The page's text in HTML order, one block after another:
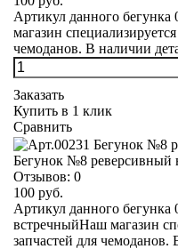
Артикул данного
магазин
чемоданов. В наличии
Заказать
Купить в 1 клик
Сравнить
Бегунок №8 реверсивный
Отзывов: 0
100 руб.
Артикул данного
встречныйНаш магазин
запчастей для чемоданов.